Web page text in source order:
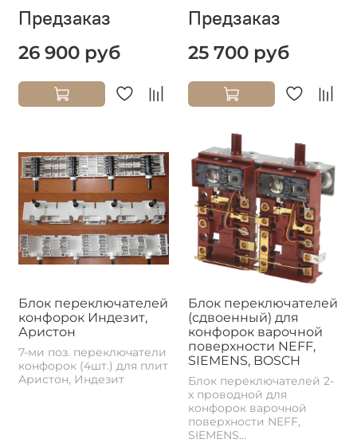
Предзаказ
26 900 руб
Предзаказ
25 700 руб
Блок переключателей
конфорок Индезит,
Аристон
7-ми поз. переключатели
конфорок (4шт.) для плит
Аристон, Индезит
Блок переключателей
(сдвоенный) для
конфорок варочной
поверхности NEFF,
SIEMENS, BOSCH
Блок переключателей 2-
х проводной для
конфорок варочной
поверхности NEFF,
SIEMENS...